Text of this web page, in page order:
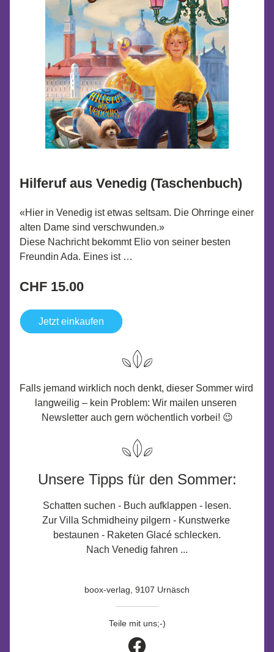
Hilferuf aus Venedig (Taschenbuch)
«Hier in Venedig ist etwas seltsam. Die Ohrringe einer
alten Dame sind verschwunden.»
Diese Nachricht bekommt Elio von seiner besten
Freundin Ada. Eines ist …
CHF 15.00
Jetzt einkaufen
Falls jemand wirklich noch denkt, dieser Sommer wird
langweilig – kein Problem: Wir mailen unseren
Newsletter auch gern wöchentlich vorbei! 😉
Unsere Tipps für den Sommer:
Schatten suchen - Buch aufklappen - lesen.
Zur Villa Schmidheiny pilgern - Kunstwerke
bestaunen - Raketen Glacé schlecken.
Nach Venedig fahren ...
boox-verlag, 9107 Urnäsch
Teile mit uns;-)